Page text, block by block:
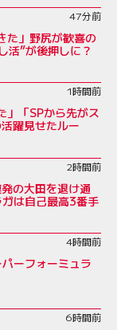
47分前
た」野尻が歓喜の
活”が後押しに？
1時間前
」「SPから先がス
躍見せたルー
2時間前
の大田を退け通
は自己最高3番手
4時間前
ーフォーミュラ
6時間前